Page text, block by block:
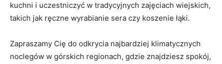
kuchni i uczestniczyć w tradycyjnych zajęciach wiejskich,
takich​ jak ręczne wyrabianie ⁣sera czy koszenie ​łąki.
Zapraszamy ⁤Cię do odkrycia najbardziej klimatycznych
noclegów w górskich regionach, gdzie znajdziesz spokój,